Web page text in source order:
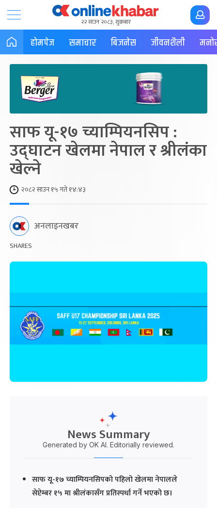
२२ साउन २०८३, शुक्रबार
होमपेज समाचार बिजनेस जीवनशैली
साफ यू-१७ च्याम्पियनसिप :
उद्घाटन खेलमा नेपाल र श्रीलंका
खेल्ने
२०८२ साउन १५ गते १४:४३
अनलाइनखबर
SHARES
News Summary
Generated by OK AI. Editorially reviewed.
साफ यू-१७ च्याम्पियनसिपको पहिलो खेलमा नेपालले
सेप्टेम्बर १५ मा श्रीलंकासँग प्रतिस्पर्धा गर्ने भएको छ।